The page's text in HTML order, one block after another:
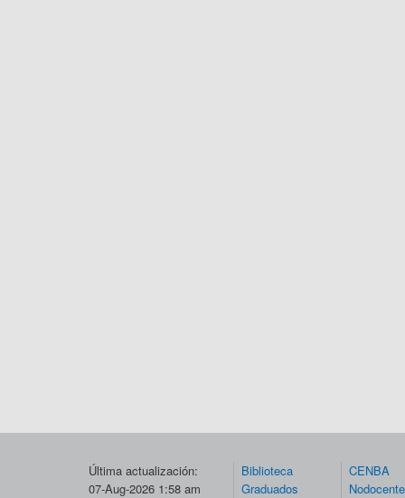
Última actualización:
07-Aug-2026 1:58 am
Biblioteca
Graduados
CENBA